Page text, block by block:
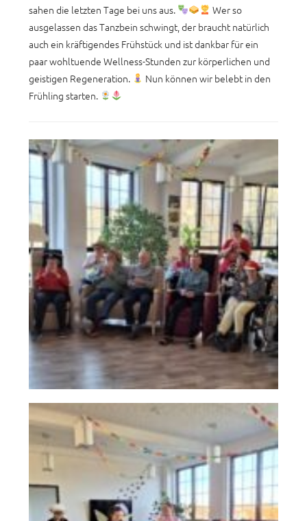
sahen die letzten Tage bei uns aus.
Wer so
ausgelassen das Tanzbein schwingt, der braucht natürlich
auch ein kräftigendes Frühstück und ist dankbar für ein
paar wohltuende Wellness-Stunden zur körperlichen und
geistigen Regeneration.
Nun können wir belebt in den
Frühling starten.